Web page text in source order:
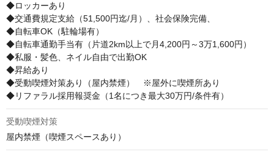
◆ロッカーあり
◆交通費規定支給（51,500円迄/月）、社会保険完備、
◆自転車OK（駐輪場有）
◆自転車通勤手当有（片道2km以上で月4,200円～3万1,600円）
◆私服・髪色、ネイル自由で出勤OK
◆昇給あり
◆受動喫煙対策あり（屋内禁煙）　※屋外に喫煙所あり
◆リファラル採用報奨金（1名につき最大30万円/条件有）
受動喫煙対策
屋内禁煙（喫煙スペースあり）